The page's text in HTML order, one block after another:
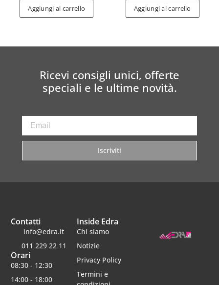
Aggiungi al carrello Aggiungi al carrello
Ricevi consigli unici, offerte
speciali e le ultime novità.
Iscriviti
Inside Edra
Chi siamo
Notizie
Privacy Policy
Termini e
Contatti
info@edra.it
011 229 22 11
Orari
08:30 - 12:30
14:00 - 18:00